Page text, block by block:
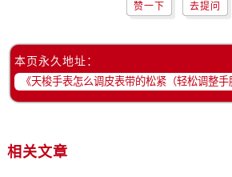
赞一下 去提问
本页永久地址：
相关文章